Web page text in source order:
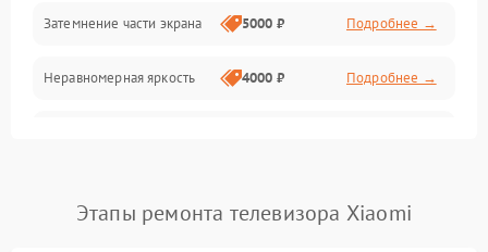
Механические повреждения
Программное обеспечение
Сеть и подключения
Затемнение части экрана 5000 ₽ Подробнее →
Неравномерная яркость 4000 ₽ Подробнее →
Этапы ремонта телевизора Xiaomi